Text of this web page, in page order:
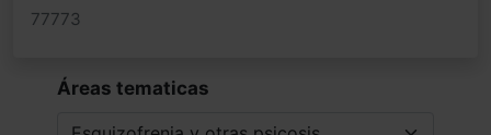
77773
Áreas tematicas